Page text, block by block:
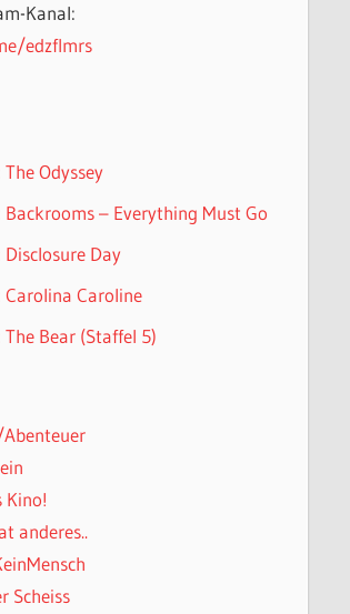
Kanal:
edzflmrs
Odyssey
– Everything Must Go
Day
Caroline
Bear (Staffel 5)
Kino!
anderes..
Scheiss